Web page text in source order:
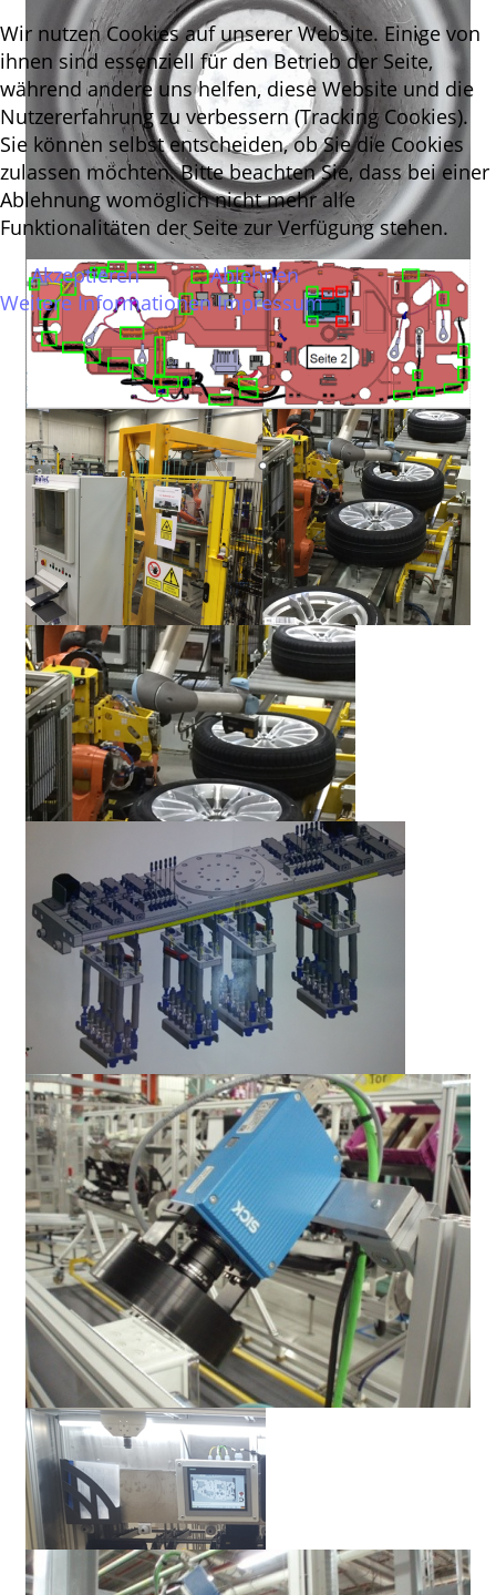
Wir nutzen Cookies auf unserer Website. Einige von
ihnen sind essenziell für den Betrieb der Seite,
während andere uns helfen, diese Website und die
Nutzererfahrung zu verbessern (Tracking Cookies).
Sie können selbst entscheiden, ob Sie die Cookies
zulassen möchten. Bitte beachten Sie, dass bei einer
Ablehnung womöglich nicht mehr alle
Funktionalitäten der Seite zur Verfügung stehen.
Akzeptieren
Ablehnen
Weitere Informationen Impressum